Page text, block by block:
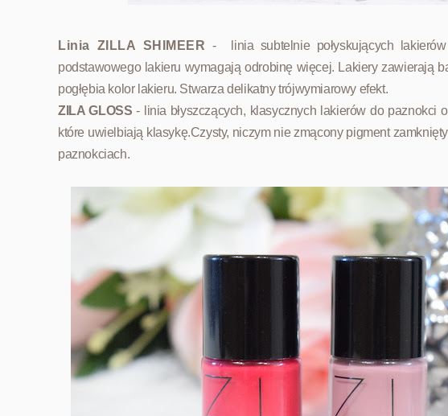
Linia ZILLA SHIMEER-
linia subtelnie połyskujących
podstawowego lakieru wymagają odrobinę więcej. Lakiery zawierają
pogłębia kolor lakieru. Stwarza delikatny trójwymiarowy efekt.
ZILA GLOSS - linia błyszczących, klasycznych lakierów do paznokci
które uwielbiają klasykę.Czysty, niczym nie zmącony pigment
paznokciach.